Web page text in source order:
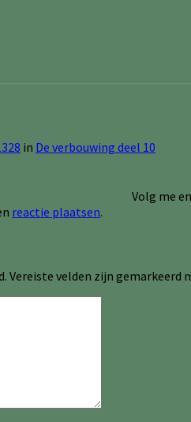
in De verbouwing deel 10
Volg me
reactie plaatsen.
Vereiste velden zijn gemarkeerd